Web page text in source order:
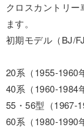
クロスカントリ
ます。
初期モデル（BJ/
20系（1955-1960
40系（1960-1984
55・56型（1967-
60系（1980-1990